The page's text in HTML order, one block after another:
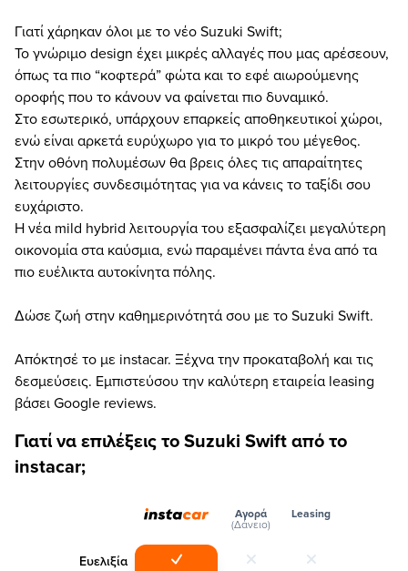
Γιατί χάρηκαν όλοι με το νέο Suzuki Swift;
Το γνώριμο design έχει μικρές αλλαγές που μας αρέσεουν,
όπως τα πιο “κοφτερά” φώτα και το εφέ αιωρούμενης
οροφής που το κάνουν να φαίνεται πιο δυναμικό.
Στο εσωτερικό, υπάρχουν επαρκείς αποθηκευτικοί χώροι,
ενώ είναι αρκετά ευρύχωρο για το μικρό του μέγεθος.
Στην οθόνη πολυμέσων θα βρεις όλες τις απαραίτητες
λειτουργίες συνδεσιμότητας για να κάνεις το ταξίδι σου
ευχάριστο.
Η νέα mild hybrid λειτουργία του εξασφαλίζει μεγαλύτερη
οικονομία στα καύσμια, ενώ παραμένει πάντα ένα από τα
πιο ευέλικτα αυτοκίνητα πόλης.
Δώσε ζωή στην καθημερινότητά σου με το Suzuki Swift.
Απόκτησέ το με instacar. Ξέχνα την προκαταβολή και τις
δεσμεύσεις. Εμπιστεύσου την καλύτερη εταιρεία leasing
βάσει Google reviews.
Γιατί να επιλέξεις το Suzuki Swift από το
instacar;
Ευελιξία
Αγορά
(Δάνειο)
Leasing